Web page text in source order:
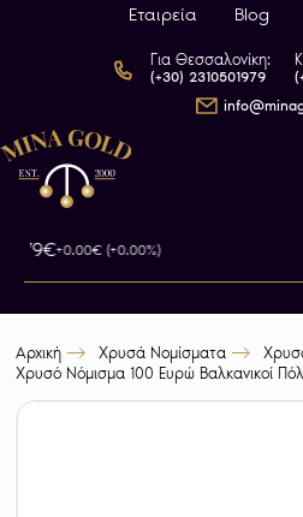
Εταιρεία Blog
Για Θεσσαλονίκη:
(+30) 2310501979
+0.00€ (+0.00%)
Αρχική Χρυσά Νομίσματα
Χρυσό Νόμισμα 100 Ευρώ Βαλκανικοί